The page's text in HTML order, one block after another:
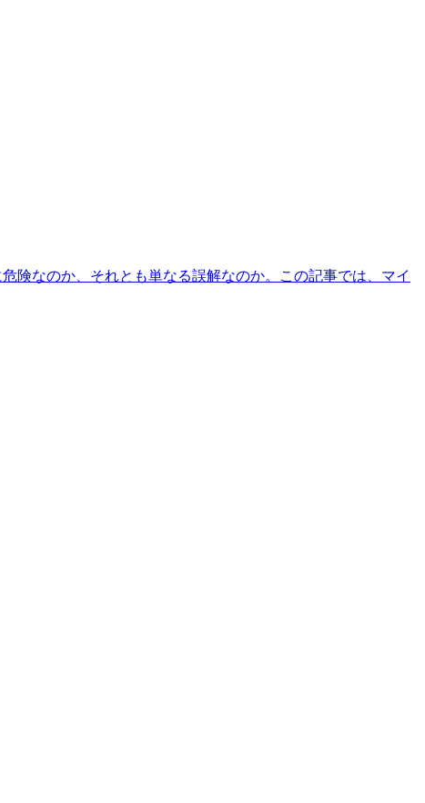
険なのか、それとも単なる誤解なのか。この記事では、マイ